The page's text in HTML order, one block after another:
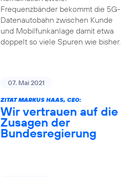
Frequenzbänder bekommt die 5G-
Datenautobahn zwischen Kunde
und Mobilfunkanlage damit etwa
doppelt so viele Spuren wie bisher.
07. Mai 2021
ZITAT MARKUS HAAS, CEO:
Wir vertrauen auf die
Zusagen der
Bundesregierung